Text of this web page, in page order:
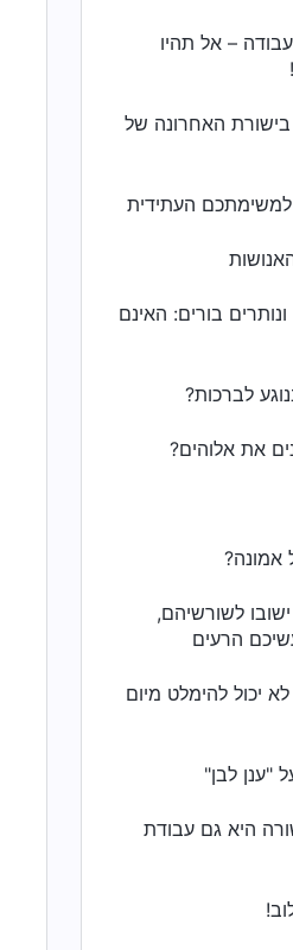
– אל תהיו
בישורת האחרונה של
העתידית
בורים: האינם
לברכות?
את אלוהים?
אמונה?
לשורשיהם,
הרעים
יכול להימלט מיום
"ענן לבן"
היא גם עבודת